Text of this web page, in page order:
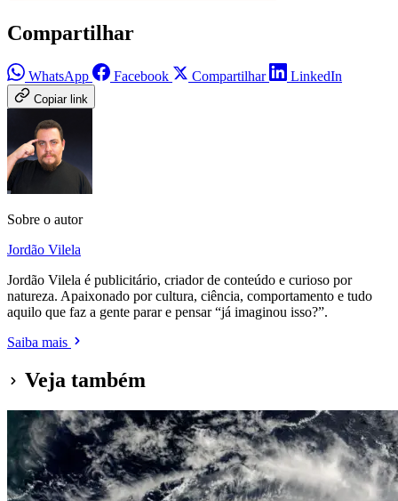
Compartilhar
WhatsApp Facebook Compartilhar LinkedIn
Copiar link
Sobre o autor
Jordão Vilela
Jordão Vilela é publicitário, criador de conteúdo e curioso por
natureza. Apaixonado por cultura, ciência, comportamento e tudo
aquilo que faz a gente parar e pensar “já imaginou isso?”.
Saiba mais
Veja também